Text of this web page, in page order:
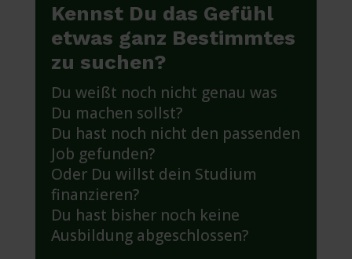
Kennst Du das Gefühl
etwas ganz Bestimmtes
zu suchen?
Du weißt noch nicht genau was
Du machen sollst?
Du hast noch nicht den passenden
Job gefunden?
Oder Du willst dein Studium
finanzieren?
Du hast bisher noch keine
Ausbildung abgeschlossen?